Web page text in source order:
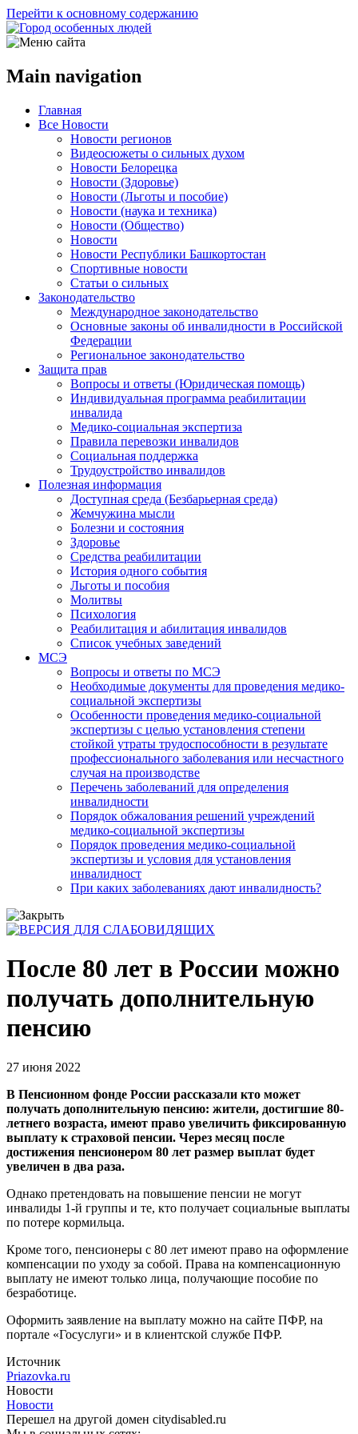
Перейти к основному содержанию
Main navigation
Главная
Все Новости
Новости регионов
Видеосюжеты о сильных духом
Новости Белорецка
Новости (Здоровье)
Новости (Льготы и пособие)
Новости (наука и техника)
Новости (Общество)
Новости
Новости Республики Башкортостан
Спортивные новости
Статьи о сильных
Законодательство
Международное законодательство
Основные законы об инвалидности в Российской
Федерации
Региональное законодательство
Защита прав
Вопросы и ответы (Юридическая помощь)
Индивидуальная программа реабилитации
инвалида
Медико-социальная экспертиза
Правила перевозки инвалидов
Социальная поддержка
Трудоустройство инвалидов
Полезная информация
Доступная среда (Безбарьерная среда)
Жемчужина мысли
Болезни и состояния
Здоровье
Средства реабилитации
История одного события
Льготы и пособия
Молитвы
Психология
Реабилитация и абилитация инвалидов
Список учебных заведений
МСЭ
Вопросы и ответы по МСЭ
Необходимые документы для проведения медико-
социальной экспертизы
Особенности проведения медико-социальной
экспертизы с целью установления степени
стойкой утраты трудоспособности в результате
профессионального заболевания или несчастного
случая на производстве
Перечень заболеваний для определения
инвалидности
Порядок обжалования решений учреждений
медико-социальной экспертизы
Порядок проведения медико-социальной
экспертизы и условия для установления
инвалидност
При каких заболеваниях дают инвалидность?
После 80 лет в России можно
получать дополнительную
пенсию
27 июня 2022
В Пенсионном фонде России рассказали кто может
получать дополнительную пенсию: жители, достигшие 80-
летнего возраста, имеют право увеличить фиксированную
выплату к страховой пенсии. Через месяц после
достижения пенсионером 80 лет размер выплат будет
увеличен в два раза.
Однако претендовать на повышение пенсии не могут
инвалиды 1-й группы и те, кто получает социальные выплаты
по потере кормильца.
Кроме того, пенсионеры с 80 лет имеют право на оформление
компенсации по уходу за собой. Права на компенсационную
выплату не имеют только лица, получающие пособие по
безработице.
Оформить заявление на выплату можно на сайте ПФР, на
портале «Госуслуги» и в клиентской службе ПФР.
Источник
Priazovka.ru
Новости
Новости
Перешел на другой домен citydisabled.ru